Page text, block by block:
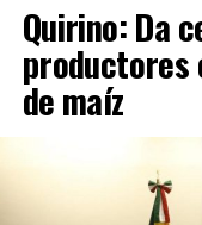
Quirino: Da
productores
de maíz